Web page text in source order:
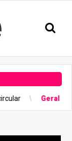
Geral Previsão do